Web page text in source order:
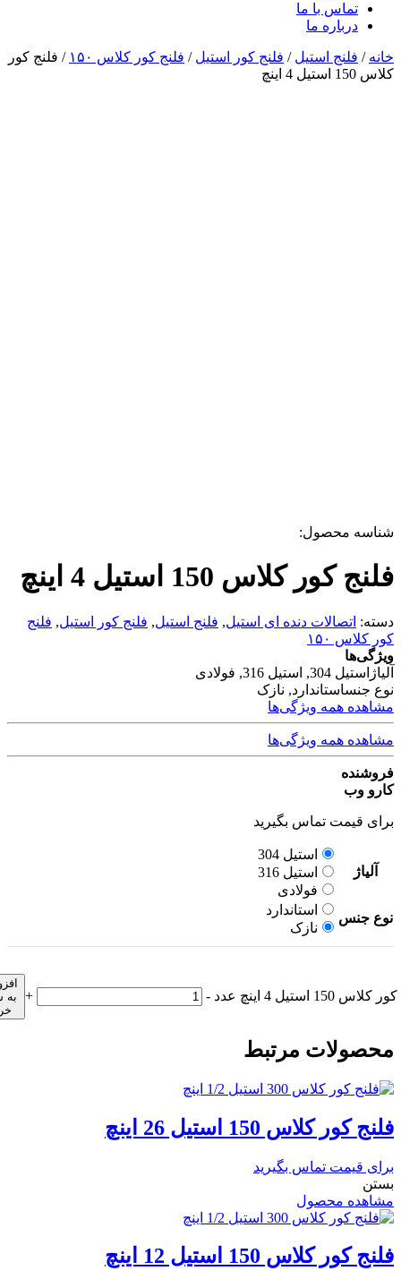
تماس با ما
درباره ما
خانه / فلنج استیل / فلنج کور استیل / فلنج کور کلاس ۱۵۰
/ فلنج کور
کلاس 150 استیل 4 اینچ
شناسه محصول:
فلنج کور کلاس 150 استیل 4 اینچ
دسته: اتصالات دنده ای استیل, فلنج استیل, فلنج کور استیل, فلنج
کور کلاس ۱۵۰
ویژگی‌ها
آلیاژ استیل 304, استیل 316, فولادی
نوع جنساستاندارد, نازک
مشاهده همه ویژگی‌ها
مشاهده همه ویژگی‌ها
فروشنده
کارو وب
برای قیمت تماس بگیرید
آلیاژ
استیل 304
استیل 316
فولادی
نوع جنس
استاندارد
نازک
150 استیل 4 اینچ عدد -
+
به
محصولات مرتبط
فلنج کور کلاس 150 استیل 26 اینچ
برای قیمت تماس بگیرید
بستن
مشاهده محصول
فلنج کور کلاس 150 استیل 12 اینچ